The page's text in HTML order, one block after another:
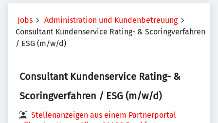
Jobs
Administration und Kundenbetreuung
Consultant Kundenservice Rating- & Scoringverfahren
/ ESG (m/w/d)
Consultant Kundenservice Rating- &
Scoringverfahren / ESG (m/w/d)
Stellenanzeigen aus einem Partnerportal